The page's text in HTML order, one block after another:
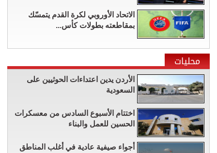
الاتحاد الأوروبي لكرة القدم يتمسّك
بمقاطعته بطولات كأس...
محليات
الأردن يدين اعتداءات الحوثيين على
السعودية
اختتام الأسبوع السادس من معسكرات
الحسين للعمل والبناء
أجواء صيفية عادية في أغلب المناطق